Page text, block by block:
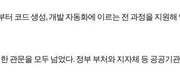
코드 생성, 개발 자동화에 이르는 전 과정을 지원해
관문을 모두 넘었다. 정부 부처와 지자체 등 공공기